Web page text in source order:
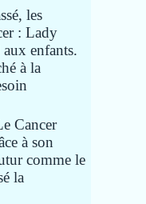
les
: Lady
enfants.
à la
Cancer
à son
comme le
la